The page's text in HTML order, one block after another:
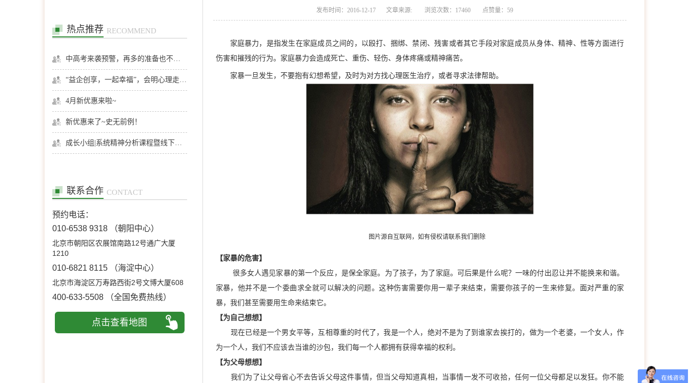
热点推荐 RECOMMEND
中高考来袭预警，再多的准备也不嫌多，这一份考生福利等你来拿
“益企创享，一起幸福”，会明心理走进社区公益，与居民一起让社区更美好
4月新优惠来啦~
新优惠来了~史无前例！
成长小组|系统精神分析课程暨线下团体成长小组招募
联系合作 CONTACT
预约电话：
010-6538 9318
（朝阳中心）
北京市朝阳区农展馆南路12号通广大厦
1210
010-6821 8115 （海淀中心）
北京市海淀区万寿路西街2号文博大厦608
400-633-5508 （全国免费热线）
点击查看地图
发布时间：2016-12-17 文章来源: 浏览次数：17460 点赞量：59
家庭暴力，是指发生在家庭成员之间的，以殴打、捆绑、禁闭、残害或者其它手段对家庭成员从身体、精神、性等方面进行
伤害和摧残的行为。家庭暴力会造成死亡、重伤、轻伤、身体疼痛或精神痛苦。
家暴一旦发生，不要抱有幻想希望，及时为对方找心理医生治疗，或者寻求法律帮助。
图片源自互联网，如有侵权请联系我们删除
【家暴的危害】
很多女人遇见家暴的第一个反应，是保全家庭。为了孩子，为了家庭。可后果是什么呢？一味的付出忍让并不能换来和谐。
家暴，他并不是一个委曲求全就可以解决的问题。这种伤害需要你用一辈子来结束，需要你孩子的一生来修复。面对严重的家
暴，我们甚至需要用生命来结束它。
【为自己想想】
现在已经是一个男女平等，互相尊重的时代了，我是一个人，绝对不是为了到谁家去挨打的，做为一个老婆，一个女人，作
为一个人，我们不应该去当谁的沙包，我们每一个人都拥有获得幸福的权利。
【为父母想想】
我们为了让父母省心不去告诉父母这件事情，但当父母知道真相，当事情一发不可收拾，任何一位父母都足以发狂。你不能